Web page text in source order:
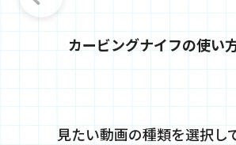
カービングナイフの使い
見たい動画の種類を選択し